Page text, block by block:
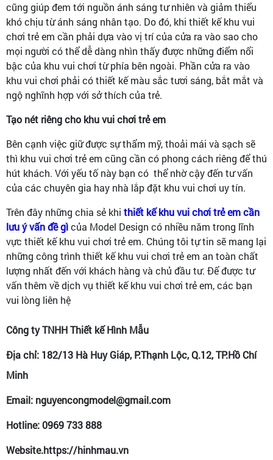
cũng giúp đem tới nguồn ánh sáng tư nhiên và giảm thiểu
khó chịu từ ánh sáng nhân tạo. Do đó, khi thiết kế khu vui
chơi trẻ em cần phải dựa vào vị trí của cửa ra vào sao cho
mọi người có thể dễ dàng nhìn thấy được những điểm nổi
bậc của khu vui chơi từ phía bên ngoài. Phần cửa ra vào
khu vui chơi phải có thiết kế màu sắc tươi sáng, bắt mắt và
ngộ nghĩnh hợp với sở thích của trẻ.
Tạo nét riêng cho khu vui chơi trẻ em
Bên cạnh việc giữ được sự thẩm mỹ, thoải mái và sạch sẽ
thì khu vui chơi trẻ em cũng cần có phong cách riêng để thú
hút khách. Với yếu tố này bạn có thể nhờ cậy đến tư vấn
của các chuyên gia hay nhà lắp đặt khu vui chơi uy tín.
Trên đây những chia sẻ khi thiết kế khu vui chơi trẻ em cần
lưu ý vấn đề gìcủa Model Design có nhiều năm trong lĩnh
vực thiết kế khu vui chơi trẻ em. Chúng tôi tự tin sẽ mang lại
những công trình thiết kế khu vui chơi trẻ em an toàn chất
lượng nhất đến với khách hàng và chủ đầu tư. Để được tư
vấn thêm về dịch vụ thiết kế khu vui chơi trẻ em, các bạn
vui lòng liên hệ
Công ty TNHH Thiết kế Hình Mẫu
Địa chỉ: 182/13 Hà Huy Giáp, P.Thạnh Lộc, Q.12, TP.Hồ Chí
Minh
Email: nguyencongmodel@gmail.com
Hotline: 0969 733 888
Website.https://hinhmau.vn